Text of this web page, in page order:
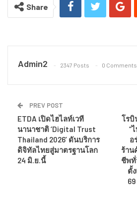
Share
Admin2 2347 Posts 0 Comments
PREV POST
ETDA เปิดไฮไลท์เวที
นานาชาติ ‘Digital Trust
Thailand 2026’ ดันบริการ
ดิจิทัลไทยสู่มาตรฐานโลก
24 มิ.ย.นี้
โรบิ
“
อ
ร้าน
ชีพทั่
ตั้